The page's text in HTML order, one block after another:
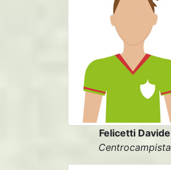
Felicetti Davide
Centrocampista